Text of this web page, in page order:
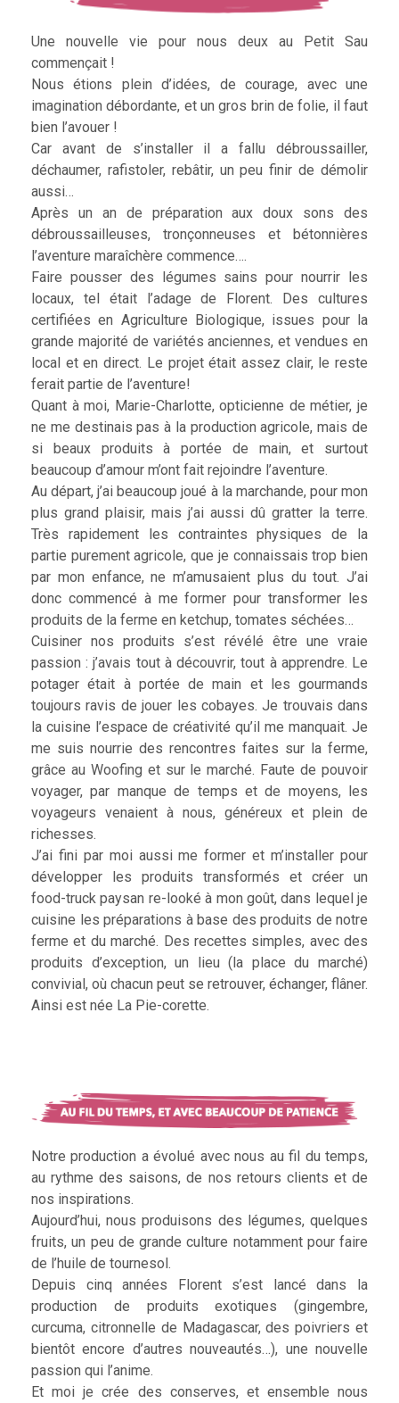
Une nouvelle vie pour nous deux au Petit Sau
commençait !
Nous étions plein d’idées, de courage, avec une
imagination débordante, et un gros brin de folie, il faut
bien l’avouer !
Car avant de s’installer il a fallu débroussailler,
déchaumer, rafistoler, rebâtir, un peu finir de démolir
aussi…
Après un an de préparation aux doux sons des
débroussailleuses, tronçonneuses et bétonnières
l’aventure maraîchère commence….
Faire pousser des légumes sains pour nourrir les
locaux, tel était l’adage de Florent. Des cultures
certifiées en Agriculture Biologique, issues pour la
grande majorité de variétés anciennes, et vendues en
local et en direct. Le projet était assez clair, le reste
ferait partie de l’aventure!
Quant à moi, Marie-Charlotte, opticienne de métier, je
ne me destinais pas à la production agricole, mais de
si beaux produits à portée de main, et surtout
beaucoup d’amour m’ont fait rejoindre l’aventure.
Au départ, j’ai beaucoup joué à la marchande, pour mon
plus grand plaisir, mais j’ai aussi dû gratter la terre.
Très rapidement les contraintes physiques de la
partie purement agricole, que je connaissais trop bien
par mon enfance, ne m’amusaient plus du tout. J’ai
donc commencé à me former pour transformer les
produits de la ferme en ketchup, tomates séchées…
Cuisiner nos produits s’est révélé être une vraie
passion : j’avais tout à découvrir, tout à apprendre. Le
potager était à portée de main et les gourmands
toujours ravis de jouer les cobayes. Je trouvais dans
la cuisine l’espace de créativité qu’il me manquait. Je
me suis nourrie des rencontres faites sur la ferme,
grâce au Woofing et sur le marché. Faute de pouvoir
voyager, par manque de temps et de moyens, les
voyageurs venaient à nous, généreux et plein de
richesses.
J’ai fini par moi aussi me former et m’installer pour
développer les produits transformés et créer un
food-truck paysan re-looké à mon goût, dans lequel je
cuisine les préparations à base des produits de notre
ferme et du marché. Des recettes simples, avec des
produits d’exception, un lieu (la place du marché)
convivial, où chacun peut se retrouver, échanger, flâner.
Ainsi est née La Pie-corette.
Notre production a évolué avec nous au fil du temps,
au rythme des saisons, de nos retours clients et de
nos inspirations.
Aujourd’hui, nous produisons des légumes, quelques
fruits, un peu de grande culture notamment pour faire
de l’huile de tournesol.
Depuis cinq années Florent s’est lancé dans la
production de produits exotiques (gingembre,
curcuma, citronnelle de Madagascar, des poivriers et
bientôt encore d’autres nouveautés…), une nouvelle
passion qui l’anime.
Et moi je crée des conserves, et ensemble nous